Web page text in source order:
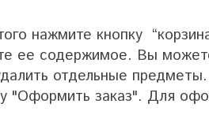
нажмите кнопку
ее содержимое. Вы
отдельные предметы.
"Оформить заказ". Для